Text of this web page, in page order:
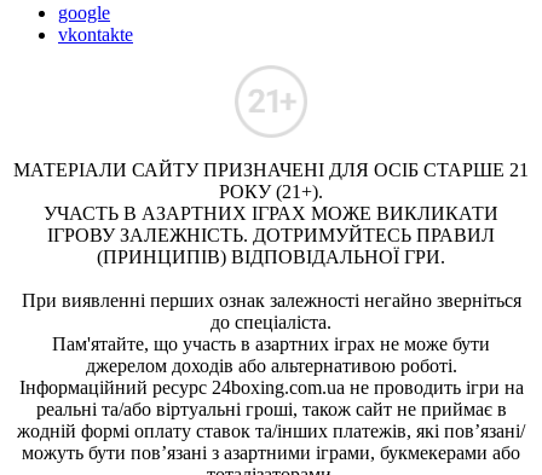
google
vkontakte
МАТЕРІАЛИ САЙТУ ПРИЗНАЧЕНІ ДЛЯ ОСІБ СТАРШЕ 21
РОКУ (21+).
УЧАСТЬ В АЗАРТНИХ ІГРАХ МОЖЕ ВИКЛИКАТИ
ІГРОВУ ЗАЛЕЖНІСТЬ. ДОТРИМУЙТЕСЬ ПРАВИЛ
(ПРИНЦИПІВ) ВІДПОВІДАЛЬНОЇ ГРИ.
При виявленні перших ознак залежності негайно зверніться
до спеціаліста.
Пам'ятайте, що участь в азартних іграх не може бути
джерелом доходів або альтернативою роботі.
Інформаційний ресурс 24boxing.com.ua не проводить ігри на
реальні та/або віртуальні гроші, також сайт не приймає в
жодній формі оплату ставок та/інших платежів, які пов’язані/
можуть бути пов’язані з азартними іграми, букмекерами або